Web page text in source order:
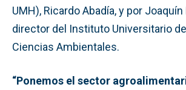
UMH), Ricardo Abadía, y por
director del Instituto Universitario
Ciencias Ambientales.
“Ponemos el sector